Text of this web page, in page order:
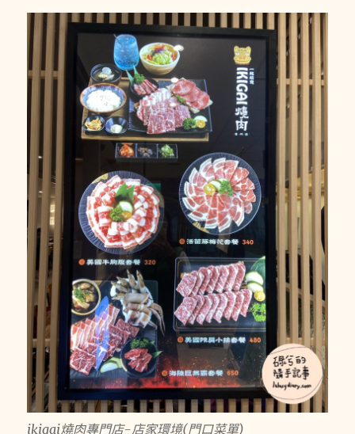
ikigai燒肉專門店-店家環境(門口菜單)